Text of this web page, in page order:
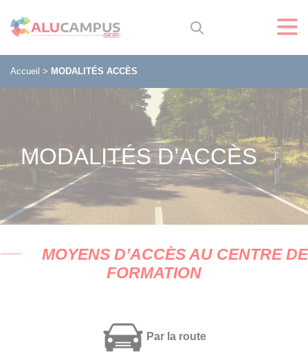
Accueil > MODALITÉS ACCÈS
MODALITÉS D’ACCÈS
MOYENS D’ACCÈS AU CENTRE DE
FORMATION
Par la route